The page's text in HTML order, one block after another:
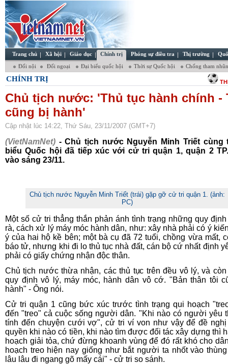
Trang chủ Xã hội Giáo dục Chính trị Phóng sự điều tra Thị trường
Đối nội Đối ngoại Đại biểu quốc hội Thời sự Quốc hội Chống tham
CHÍNH TRỊ
Chủ tịch nước: 'Thủ tục hành chính -
cũng bị hành'
Cập nhật lúc 14:22, Thứ Sáu, 23/11/2007 (GMT+7)
(VietNamNet) - Chủ tịch nước Nguyễn Minh Triết cùng
biểu Quốc hội đã tiếp xúc với cử tri quận 1, quận 2
vào sáng 23/11.
Chủ tịch nước Nguyễn Minh Triết (trái) gặp gỡ cử tri quận 1. (ảnh:
PC)
Một số cử tri thẳng thắn phản ánh tình trạng những quy
rà, cách xử lý máy móc hành dân, như: xây nhà phải có ý
ý của hai hộ kề bên; một bà cụ đã 72 tuổi, chồng vừa mất,
báo tử, nhưng khi đi lo thủ tục nhà đất, cán bộ cứ nhất định
phải có giấy chứng nhận độc thân.
Chủ tịch nước thừa nhận, các thủ tục trên đều vô lý, và
quy định vô lý, máy móc, hành dân vô cớ. "Bản thân tôi
hành" - Ông nói.
Cử tri quận 1 cũng bức xúc trước tình trạng qui hoạch
đến "treo" cả cuộc sống người dân. "Khi nào có người yêu
tính đến chuyện cưới vợ", cử tri ví von như vậy để đề nghị
quyền khi nào có tiền, khi nào tìm được đối tác xây dựng thì
hoạch giải tỏa, chứ đừng khoanh vùng để đó rất khó cho
hoạch treo hiện nay giống như bắt người ta nhốt vào thùng
lâu lâu đi ngang gõ mấy cái" - cử tri so sánh.